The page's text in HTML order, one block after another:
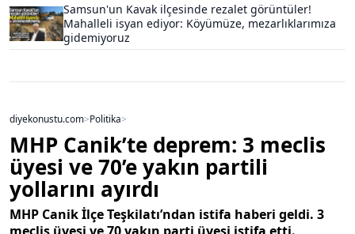
Samsun'un Kavak ilçesinde rezalet görüntüler!
Mahalleli isyan ediyor: Köyümüze, mezarlıklarımıza
gidemiyoruz
diyekonustu.com>Politika>
MHP Canik’te deprem: 3 meclis
üyesi ve 70’e yakın partili
yollarını ayırdı
MHP Canik İlçe Teşkilatı’ndan istifa haberi geldi. 3